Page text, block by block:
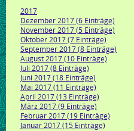
2017
Dezember 2017 (6 Einträge)
November 2017 (5 Einträge)
Oktober 2017 (7 Einträge)
September 2017 (8 Einträge)
August 2017 (10 Einträge)
Juli 2017 (8 Einträge)
Juni 2017 (18 Einträge)
Mai 2017 (11 Einträge)
April 2017 (13 Einträge)
März 2017 (9 Einträge)
Februar 2017 (19 Einträge)
Januar 2017 (15 Einträge)